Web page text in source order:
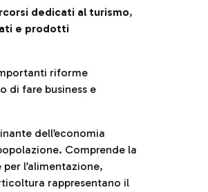
dedicati al turismo,
e prodotti
riforme
di fare business e
dell’economia
Comprende la
l’alimentazione,
rappresentano il